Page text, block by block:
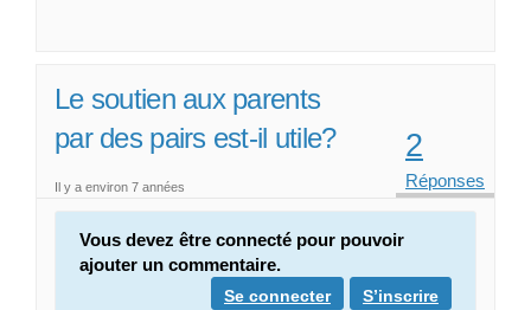
Le soutien aux parents
par des pairs est-il utile?
Il y a environ 7 années
2
Réponses
Vous devez être connecté pour pouvoir
ajouter un commentaire.
S’inscrire
Se connecter